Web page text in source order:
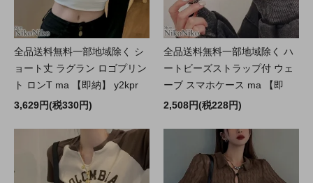
全品送料無料一部地域除く シ
ョート丈 ラグラン ロゴプリン
ト ロンT ma 【即納】 y2kpr
3,629円(税330円)
全品送料無料一部地域除く ハ
ートビーズストラップ付 ウェ
ーブ スマホケース ma 【即
2,508円(税228円)